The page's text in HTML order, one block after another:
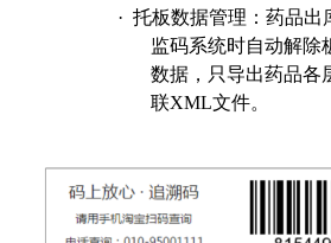
· 托板数据管理：药品出
监码系统时自动解除
数据，只导出药品各
联XML文件。